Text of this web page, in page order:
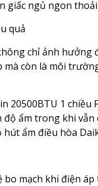
giấc ngủ ngon thoải
quả
chỉ ảnh hưởng
mà còn là môi
20500BTU 1 chiều
độ ẩm trong khi
hút ẩm điều hòa
bo mạch khi điện